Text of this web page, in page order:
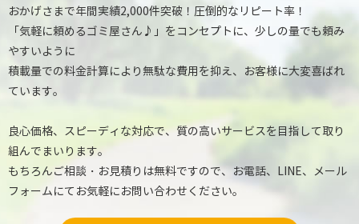
おかげさまで年間実績2,000件突破！圧倒的なリピート率！
「気軽に頼めるゴミ屋さん♪」をコンセプトに、少しの量でも頼み
やすいように
積載量での料金計算により無駄な費用を抑え、お客様に大変喜ばれ
ています。
良心価格、スピーディな対応で、質の高いサービスを目指して取り
組んでまいります。
もちろんご相談・お見積りは無料ですので、お電話、LINE、メール
フォームにてお気軽にお問い合わせください。